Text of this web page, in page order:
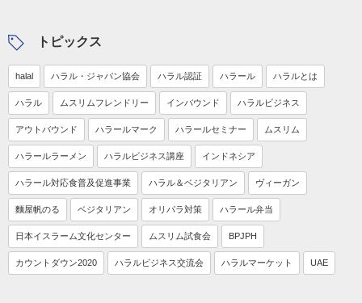
トピックス
halal ハラル・ジャパン協会 ハラル認証 ハラール ハラルとは
ハラル ムスリムフレンドリー インバウンド ハラルビジネス
アウトバウンド ハラールマーク ハラールセミナー ムスリム
ハラールラーメン ハラルビジネス講座 インドネシア
ハラール対応食普及促進事業 ハラル＆ベジタリアン ヴィーガン
麵屋帆のる ベジタリアン オリパラ対策 ハラール弁当
日本イスラーム文化センター ムスリム試食会 BPJPH
カウントダウン2020 ハラルビジネス交流会 ハラルマーケット UAE